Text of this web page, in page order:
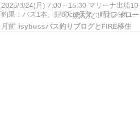
2025/3/24(月) 7:00～15:30 マリーナ出船10
果：バス1本、鯉80cm天気：晴れ／気温
／水温9.5～12.0℃／風0～3m/s場所：
南湖／ミヤコマリーナマリックス距離：サ
前 isybussバス釣りブログとFIRE移住